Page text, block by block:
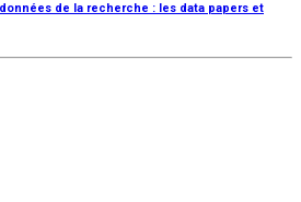
de la recherche : les data papers et